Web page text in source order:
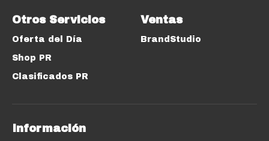
Otros Servicios
Oferta del Día
Shop PR
Clasificados PR
Ventas
BrandStudio
Información